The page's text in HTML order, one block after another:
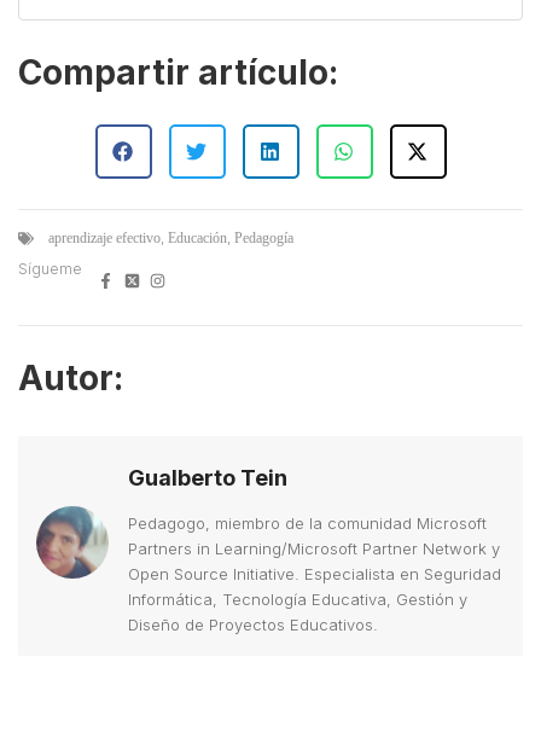
Compartir artículo:
aprendizaje efectivo, Educación, Pedagogía
Sígueme
Autor:
Gualberto Tein
Pedagogo, miembro de la comunidad Microsoft
Partners in Learning/Microsoft Partner Network y
Open Source Initiative. Especialista en Seguridad
Informática, Tecnología Educativa, Gestión y
Diseño de Proyectos Educativos.